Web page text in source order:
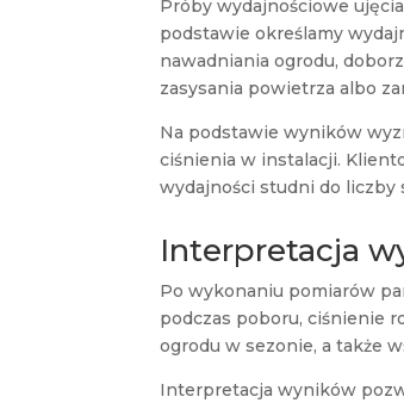
Próby wydajnościowe
podstawie określamy
nawadniania ogrodu,
zasysania powietrza albo
Na podstawie wyników
ciśnienia w instalacji.
wydajności studni do liczby
Interpretacja
Po wykonaniu pomiarów
podczas poboru, ciśnienie
ogrodu w sezonie, a także
Interpretacja wyników